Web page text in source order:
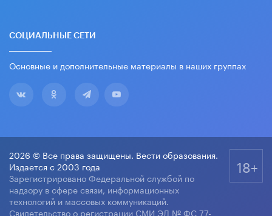
СОЦИАЛЬНЫЕ СЕТИ
Основные и дополнительные материалы в наших группах
2026 © Все права защищены. Вести образования.
Издается с 2003 года
Зарегистрировано Федеральной службой по
надзору в сфере связи, информационных
технологий и массовых коммуникаций.
Свидетельство о регистрации СМИ ЭЛ № ФС 77-
18+